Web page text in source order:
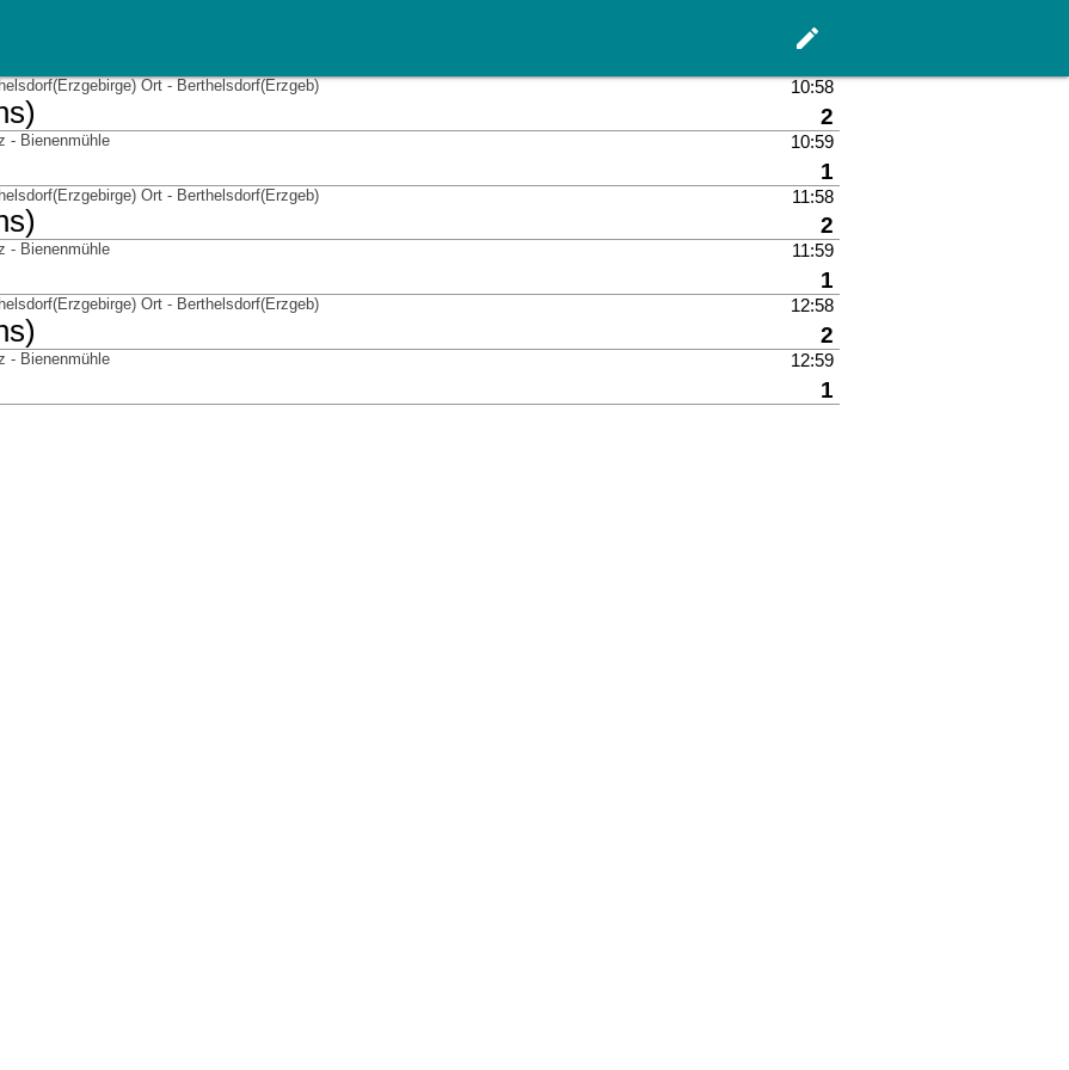
Hauptseite
edit
10:58
Gleis
2
Ort - Berthelsdorf(Erzgeb)
10:59
Gleis
1
- Bienenmühle
11:58
Gleis
2
Ort - Berthelsdorf(Erzgeb)
11:59
Gleis
1
- Bienenmühle
12:58
Gleis
2
Ort - Berthelsdorf(Erzgeb)
12:59
Gleis
1
- Bienenmühle